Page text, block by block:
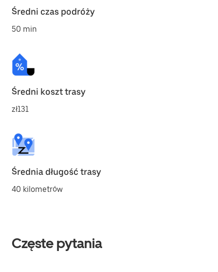
Średni czas podróży
50 min
Średni koszt trasy
zł131
Średnia długość trasy
40 kilometrów
Częste pytania